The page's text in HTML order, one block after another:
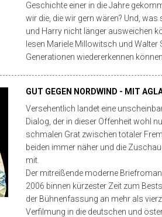
Geschichte einer in die Jahre
wir die, die wir gern wären? Und,
und Harry nicht länger ausweichen
lesen Mariele Millowitsch und Walter
Generationen wiedererkennen können.
GUT GEGEN NORDWIND - MIT
Versehentlich landet eine
Dialog, der in dieser Offenheit wohl
schmalen Grat zwischen totaler
beiden immer näher und die
mit.
Der mitreißende moderne
2006 binnen kürzester Zeit zum
der Bühnenfassung an mehr als
Verfilmung in die deutschen und